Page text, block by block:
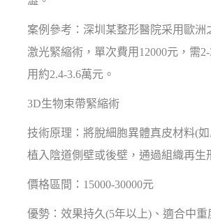
案例參考：深圳某整形醫院采用歐洲
激光緊縮術，單次費用12000元，需
用約2.4-3.6萬元。
3D生物束帶緊縮術
技術原理：將脫細胞異體真皮材料(
植入陰道側壁或後壁，通過組織再生
價格區間：15000-30000元
優勢：效果持久(5年以上)、適合中重